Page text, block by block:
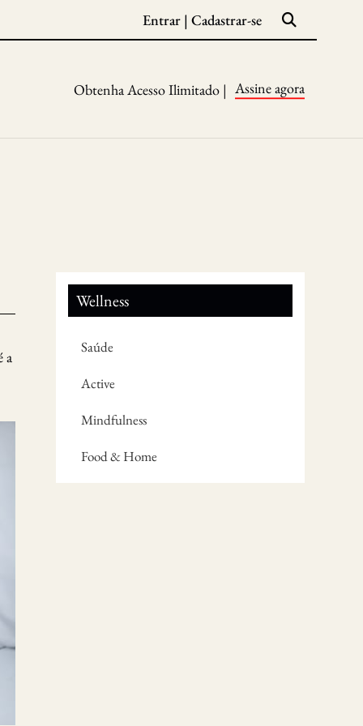
Entrar | Cadastrar-se
Obtenha Acesso Ilimitado | Assine agora
a
Wellness
Saúde
Active
Mindfulness
Food & Home